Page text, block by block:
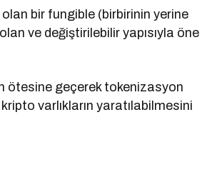
bir fungible (birbirinin yerine
ve değiştirilebilir yapısıyla öne
ötesine geçerek tokenizasyon
varlıkların yaratılabilmesini